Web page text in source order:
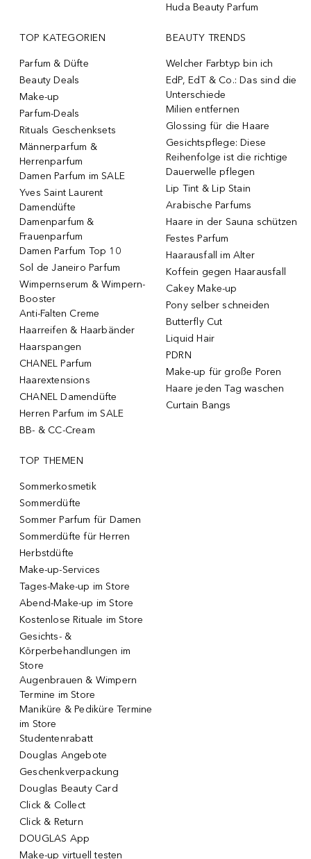
Huda Beauty Parfum
TOP KATEGORIEN
Parfum & Düfte
Beauty Deals
Make-up
Parfum-Deals
Rituals Geschenksets
Männerparfum &
Herrenparfum
Damen Parfum im SALE
Yves Saint Laurent
Damendüfte
Damenparfum &
Frauenparfum
Damen Parfum Top 10
Sol de Janeiro Parfum
Wimpernserum & Wimpern-
Booster
Anti-Falten Creme
Haarreifen & Haarbänder
Haarspangen
CHANEL Parfum
Haarextensions
CHANEL Damendüfte
Herren Parfum im SALE
BB- & CC-Cream
BEAUTY TRENDS
Welcher Farbtyp bin ich
EdP, EdT & Co.: Das sind die
Unterschiede
Milien entfernen
Glossing für die Haare
Gesichtspflege: Diese
Reihenfolge ist die richtige
Dauerwelle pflegen
Lip Tint & Lip Stain
Arabische Parfums
Haare in der Sauna schützen
Festes Parfum
Haarausfall im Alter
Koffein gegen Haarausfall
Cakey Make-up
Pony selber schneiden
Butterfly Cut
Liquid Hair
PDRN
Make-up für große Poren
Haare jeden Tag waschen
Curtain Bangs
TOP THEMEN
Sommerkosmetik
Sommerdüfte
Sommer Parfum für Damen
Sommerdüfte für Herren
Herbstdüfte
Make-up-Services
Tages-Make-up im Store
Abend-Make-up im Store
Kostenlose Rituale im Store
Gesichts- &
Körperbehandlungen im
Store
Augenbrauen & Wimpern
Termine im Store
Maniküre & Pediküre Termine
im Store
Studentenrabatt
Douglas Angebote
Geschenkverpackung
Douglas Beauty Card
Click & Collect
Click & Return
DOUGLAS App
Make-up virtuell testen